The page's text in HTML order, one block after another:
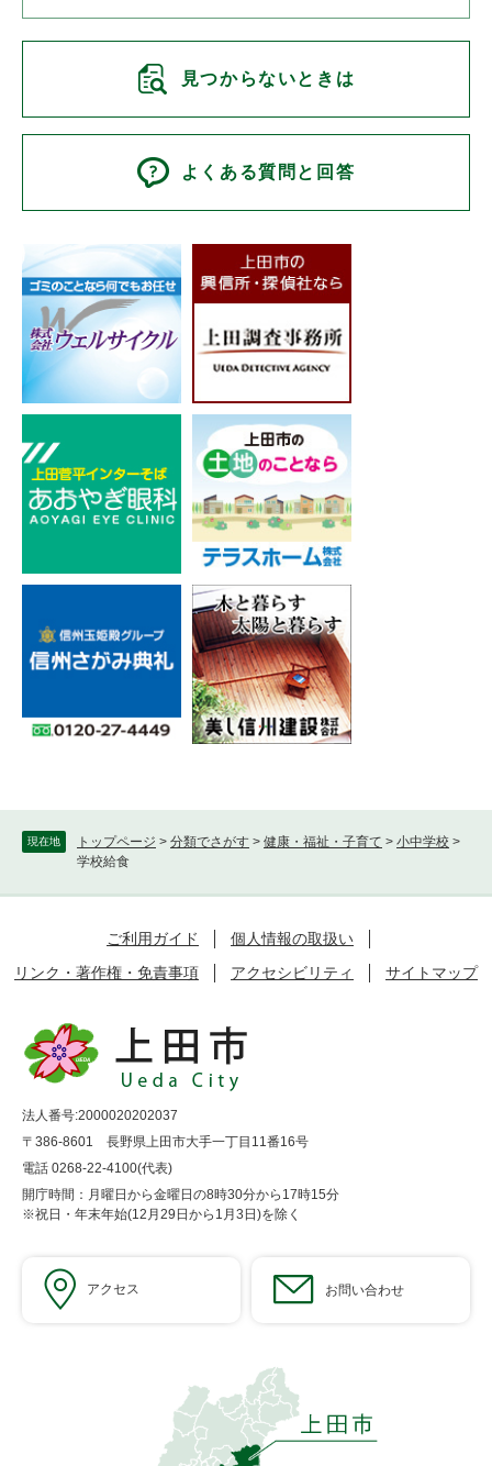
現在地 トップページ > 分類でさがす > 健康・福祉・子育て > 小中学校 >
学校給食
見つからないときは
よくある質問と回答
ご利用ガイド
個人情報の取扱い
リンク・著作権・免責事項
アクセシビリティ サイトマップ
法人番号:2000020202037
〒386-8601 長野県上田市大手一丁目11番16号
電話 0268-22-4100(代表)
開庁時間：月曜日から金曜日の8時30分から17時15分
※祝日・年末年始(12月29日から1月3日)を除く
アクセス お問い合わせ